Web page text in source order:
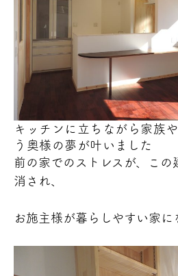
キッチンに立ちながら家族
う奥様の夢が叶いました
前の家でのストレスが、この
消され、
お施主様が暮らしやすい家に